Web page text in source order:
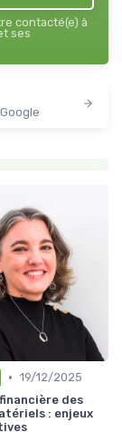
contacté(e) à
ses
• 19/12/2025
des
: enjeux